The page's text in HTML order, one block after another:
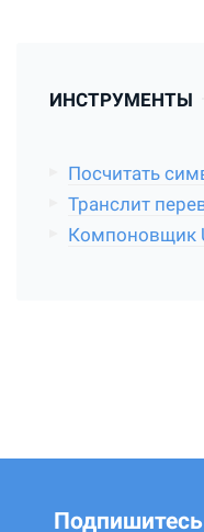
ИНСТРУМЕНТЫ
Посчитать
Транслит
Компоновщик